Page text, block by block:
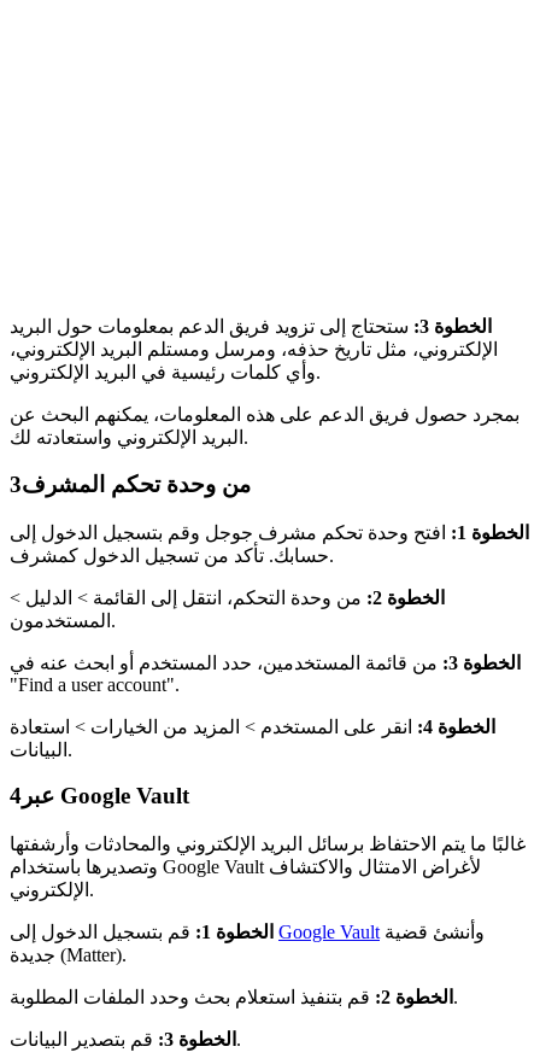
الخطوة 3:
ستحتاج إلى تزويد فريق الدعم بمعلومات حول البريد
الإلكتروني، مثل تاريخ حذفه، ومرسل ومستلم البريد الإلكتروني،
وأي كلمات رئيسية في البريد الإلكتروني.
بمجرد حصول فريق الدعم على هذه المعلومات، يمكنهم البحث عن
البريد الإلكتروني واستعادته لك.
3من وحدة تحكم المشرف
الخطوة 1:
افتح وحدة تحكم مشرف جوجل وقم بتسجيل الدخول إلى
حسابك. تأكد من تسجيل الدخول كمشرف.
الخطوة 2:
من وحدة التحكم، انتقل إلى القائمة > الدليل >
المستخدمون.
الخطوة 3:
من قائمة المستخدمين، حدد المستخدم أو ابحث عنه في
"Find a user account".
الخطوة 4:
انقر على المستخدم > المزيد من الخيارات > استعادة
البيانات.
4 عبر Google Vault
غالبًا ما يتم الاحتفاظ برسائل البريد الإلكتروني والمحادثات وأرشفتها
وتصديرها باستخدام Google Vault لأغراض الامتثال والاكتشاف
الإلكتروني.
الخطوة 1: Google Vault
جديدة (Matter).
الخطوة 2: قم بتنفيذ استعلام بحث وحدد الملفات المطلوبة.
الخطوة 3: قم بتصدير البيانات.